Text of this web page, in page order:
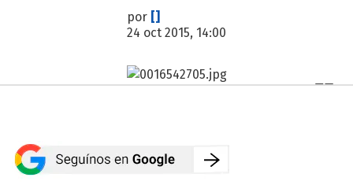
por []
24 oct 2015, 14:00